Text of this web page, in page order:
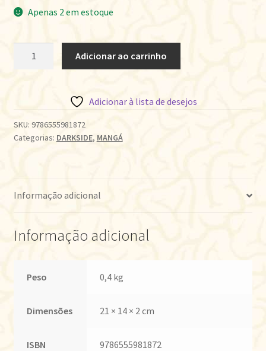
Apenas 2 em estoque
HUMANOS
quantidade
Adicionar ao carrinho
Adicionar à lista de desejos
SKU: 9786555981872
Categorias: DARKSIDE, MANGÁ
Informação adicional
Informação adicional
Peso 0,4 kg
Dimensões 21 × 14 × 2 cm
ISBN 9786555981872